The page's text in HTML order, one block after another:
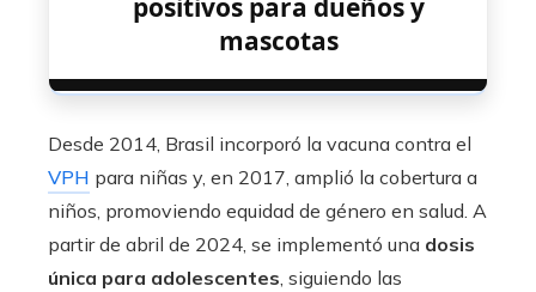
positivos para dueños y
mascotas
Desde 2014, Brasil incorporó la vacuna contra el
VPH para niñas y, en 2017, amplió la cobertura a
niños, promoviendo equidad de género en salud. A
partir de abril de 2024, se implementó una dosis
única para adolescentes, siguiendo las